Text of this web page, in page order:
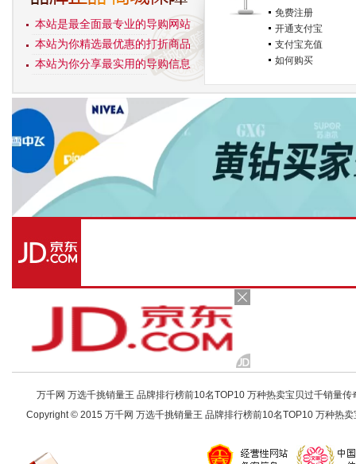
本站是最全面最专业的导购网站
本站为你精选最优惠的打折商品
本站为你分享最实用的导购信息
免费注册
开通支付宝
支付宝充值
如何购买
万千网 万选千挑销量王 品牌排行榜前10名TOP10 万种热卖宝贝过千销量
Copyright © 2015 万千网 万选千挑销量王 品牌排行榜前10名TOP10 万种热